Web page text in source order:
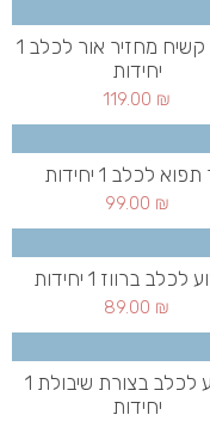
צעצוע קשיח מחזיר אור לכלב 1
יחידות
119.00 ₪
לכלב 1 יחידות
99.00 ₪
ברווז 1 יחידות
89.00 ₪
צעצוע לכלב בצורת שיבולת 1
יחידות